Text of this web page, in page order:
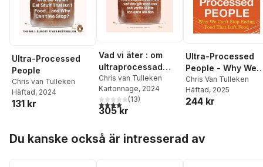
Ultra-Processed
People
Chris van Tulleken
Häftad, 2024
131 kr
Vad vi äter : om
ultraprocessad
mat, vad den gör
med oss och varför
vi inte kan sluta äta
den
Chris van Tulleken
Kartonnage, 2024
4,0utav 5 stjärnor. Totalt antal röster:
(13)
305 kr
Ultra-Processed
People - Why We
Can't Stop Eating
Food That Isn't
Food
Chris Van Tulleken
Häftad, 2025
244 kr
Du kanske också är intresserad av